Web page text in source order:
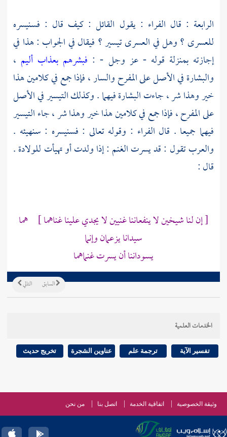
الرابعة : قال الفراء : يقول القائل : كيف قال : فسنيسره
للعسرى ؟ وهل في العسرى تيسير ؟ فيقال في الجواب : هذا في
إجازته بمنزلة قوله - عز وجل - : فبشرهم بعذاب أليم ،
والبشارة في الأصل على المفرح والسار ، فإذا جمع في كلامين هذا
خير وهذا شر ، جاءت البشارة فيهما . وكذلك التيسير في الأصل
على المفرح ، فإذا جمع في كلامين هذا خير وهذا شر ، جاء التيسير
فيهما جميعا . قال الفراء : وقوله تعالى : فسنيسره : سنهيئه .
والعرب تقول : قد يسرت الغنم : إذا ولدت أو تهيأت للولادة .
قال :
[ إن لنا شيخين لا ينفعاننا غنيين لا يجدي علينا غناهما ] هما
سيدانا يزعمان وإنما
يسوداننا أن يسرت غنماهما
التالي السابق
الخدمات العلمية
تفسير الآية ترجمة علم عناوين الشجرة تخريج حديث
وثيقة الخصوصية اتفاقية الخدمة اتصل بنا من نحن